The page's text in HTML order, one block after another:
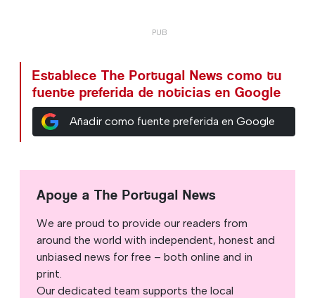
Establece The Portugal News como tu
fuente preferida de noticias en Google
Añadir como fuente preferida en Google
Apoye a The Portugal News
We are proud to provide our readers from
around the world with independent, honest and
unbiased news for free – both online and in
print.
Our dedicated team supports the local